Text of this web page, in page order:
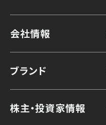
会社情報
ブランド
株主・投資家情報